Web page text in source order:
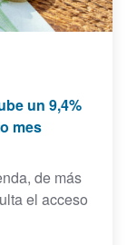
un 9,4%
mes
de más
el acceso